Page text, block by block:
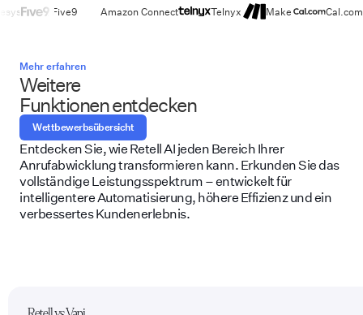
Five9 Amazon Connect Telnyx Make Cal.com
Mehr erfahren
Weitere
Funktionen entdecken
Entdecken Sie, wie Retell AI jeden Bereich Ihrer
Anrufabwicklung transformieren kann. Erkunden Sie das
vollständige Leistungsspektrum – entwickelt für
intelligentere Automatisierung, höhere Effizienz und ein
verbessertes Kundenerlebnis.
Wettbewerbsübersicht